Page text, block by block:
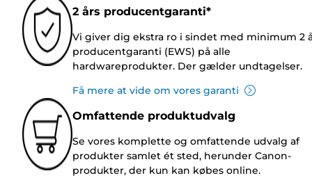
2 års producentgaranti*
Vi giver dig ekstra ro i sindet med minimum 2
producentgaranti (EWS) på alle
hardwareprodukter. Der gælder undtagelser.
Få mere at vide om vores garanti
Omfattende produktudvalg
Se vores komplette og omfattende udvalg af
produkter samlet ét sted, herunder Canon-
produkter, der kun kan købes online.